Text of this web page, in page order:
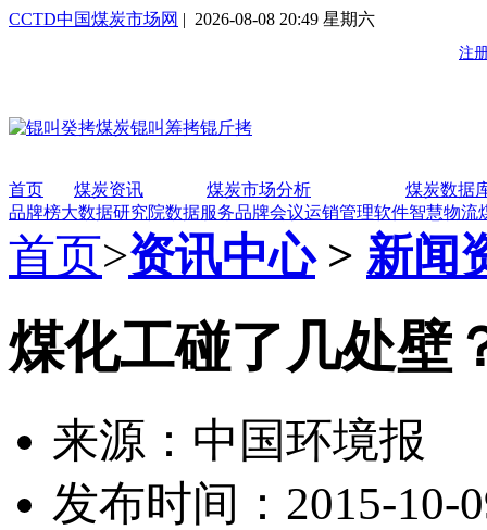
CCTD中国煤炭市场网 | 2026-08-08 20:49 星期六
首页 煤炭资讯 煤炭市场分析
煤炭数据
品牌榜大数据研究院数据服务品牌会议运销管理软件智慧物流
首页>资讯中心> 新闻
煤化工碰了几处壁
来源：中国环境报
发布时间：2015-10-